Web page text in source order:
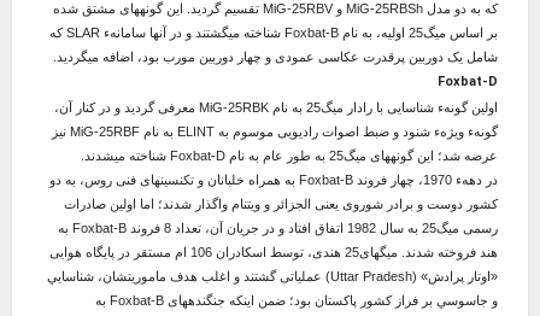
که به دو مدل MiG-25RBSh و MiG-25RBV تقسیم گردید. این گونه‏های مشتق شده
بر اساس میگ25 اولیه، به نام Foxbat-B شناخته می‏گشتند و در آنها سامانهء SLAR که
شامل یک دوربین پرقدرت عکاسی عمودی و چهار دوربین مورب بود، اضافه می‏گردید.
Foxbat-D
اولین گونهء شناسایی با رادار میگ25 به نام MiG-25RBK معرفی گردید و در کنار آن،
گونهء ویژهء شنود و ضبط اصوات رادیویی موسوم به ELINT به نام MiG-25RBF نیز
عرضه شد؛ این گونه‏های میگ25 به طور عام به نام Foxbat-D شناخته می‏شدند.
در دههء 1970، چهار فروند Foxbat-B به همراه خلبانان و تکنسین‏های فنی روس، به دو
کشور دوست و برادر شوروی یعنی الجزائر و ویتنام واگذار شدند؛ اما اولین صادرات
رسمی میگ25 به سال 1982 اتفاق افتاد و در جریان آن، تعداد 8 فروند Foxbat-B به
هند فروخته شدند. میگهای25 هندی، توسط اسکادران 106 ام مستقر در پایگاه هوایی
«اوتار پرادش» (Uttar Pradesh) عملیاتی گشتند و اغلب هدف ماموریتشان، شناسايي
و جاسوسي بر فراز کشور پاکستان بود؛ ضمن اینکه جنگنده‏های Foxbat-B به